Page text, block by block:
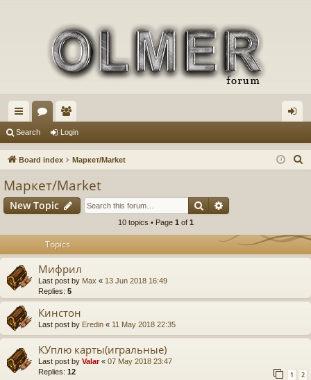
ui
ck
or
u
e
m in
Search Login
Board index Маркет/Market
h
Маркет/Market
New Topic Search
10 topics • Page 1 of 1
Topics
Мифрил
Last post by Max « 13 Jun 2018 16:49
Replies: 5
Кинстон
Last post by Eredin « 11 May 2018 22:35
КУплю карты(игральные)
Last post by Valar« 07 May 2018 23:47
Replies: 12 1 2